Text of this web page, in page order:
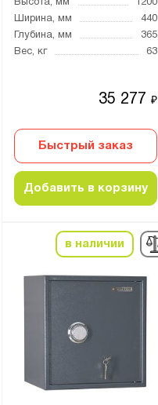
Высота, мм
1200
Ширина, мм
440
Глубина, мм
365
Вес, кг
63
35 277 ₽
Быстрый заказ
Добавить в корзину
в наличии